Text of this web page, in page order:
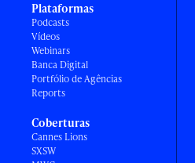
Plataformas
Podcasts
Vídeos
Webinars
Banca Digital
Portfólio de Agências
Reports
Coberturas
Cannes Lions
SXSW